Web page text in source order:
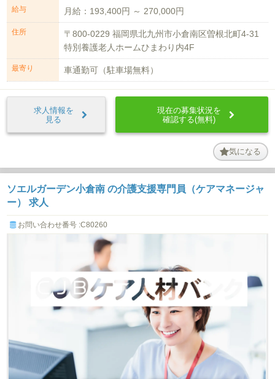
給与 月給：193,400円 ～ 270,000円
住所
〒800-0229 福岡県北九州市小倉南区曽根北町4-31
特別養護老人ホームひまわり内4F
最寄り 車通勤可（駐車場無料）
求人情報を
見る
現在の募集状況を
確認する(無料)
気になる
ソエルガーデン小倉南 の介護支援専門員（ケアマネージャ
ー） 求人
お問い合わせ番号 :C80260